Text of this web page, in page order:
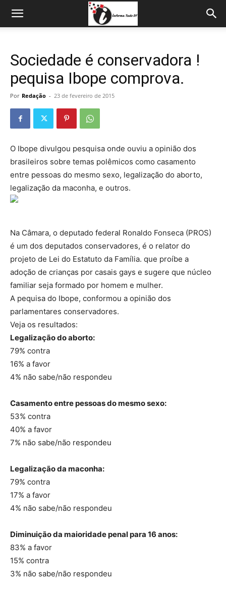
Sociedade é conservadora !
pequisa Ibope comprova.
Por Redação - 23 de fevereiro de 2015
O Ibope divulgou pesquisa onde ouviu a opinião dos
brasileiros sobre temas polêmicos como casamento
entre pessoas do mesmo sexo, legalização do aborto,
legalização da maconha, e outros.
Na Câmara, o deputado federal Ronaldo Fonseca (PROS)
é um dos deputados conservadores, é o relator do
projeto de Lei do Estatuto da Família. que proíbe a
adoção de crianças por casais gays e sugere que núcleo
familiar seja formado por homem e mulher.
A pequisa do Ibope, conformou a opinião dos
parlamentares conservadores.
Veja os resultados:
Legalização do aborto:
79% contra
16% a favor
4% não sabe/não respondeu
Casamento entre pessoas do mesmo sexo:
53% contra
40% a favor
7% não sabe/não respondeu
Legalização da maconha:
79% contra
17% a favor
4% não sabe/não respondeu
Diminuição da maioridade penal para 16 anos:
83% a favor
15% contra
3% não sabe/não respondeu